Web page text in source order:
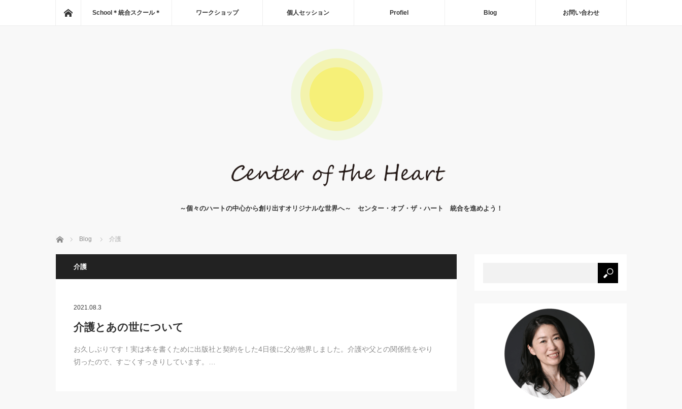
Home
School＊統合スクール＊ ワークショップ 個人セッション Profiel Blog お問い合わせ
～個々のハートの中心から創り出すオリジナルな世界へ～ センター・オブ・ザ・ハート 統合を進めよう！
Home Blog 介護
介護
2021.08.3
介護とあの世について
お久しぶりです！実は本を書くために出版社と契約をした4日後に父が他界しました。介護や父との関係性をやり
切ったので、すごくすっきりしています。…